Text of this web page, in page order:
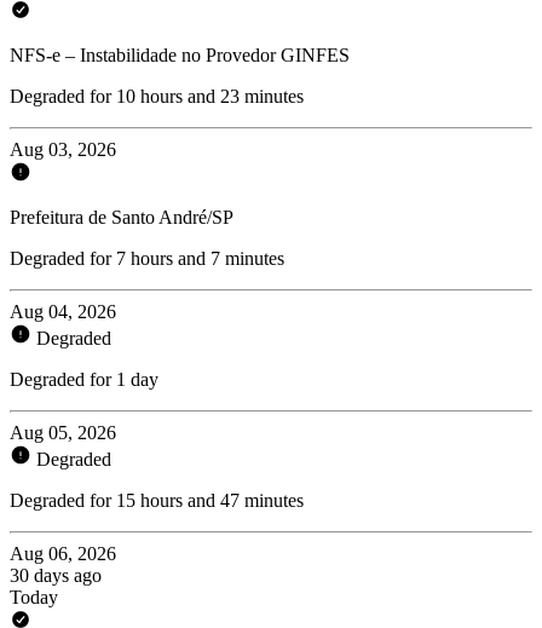
NFS-e – Instabilidade no Provedor GINFES
Degraded for 10 hours and 23 minutes
Aug 03, 2026
Prefeitura de Santo André/SP
Degraded for 7 hours and 7 minutes
Aug 04, 2026
Degraded
Degraded for 1 day
Aug 05, 2026
Degraded
Degraded for 15 hours and 47 minutes
Aug 06, 2026
30 days ago
Today